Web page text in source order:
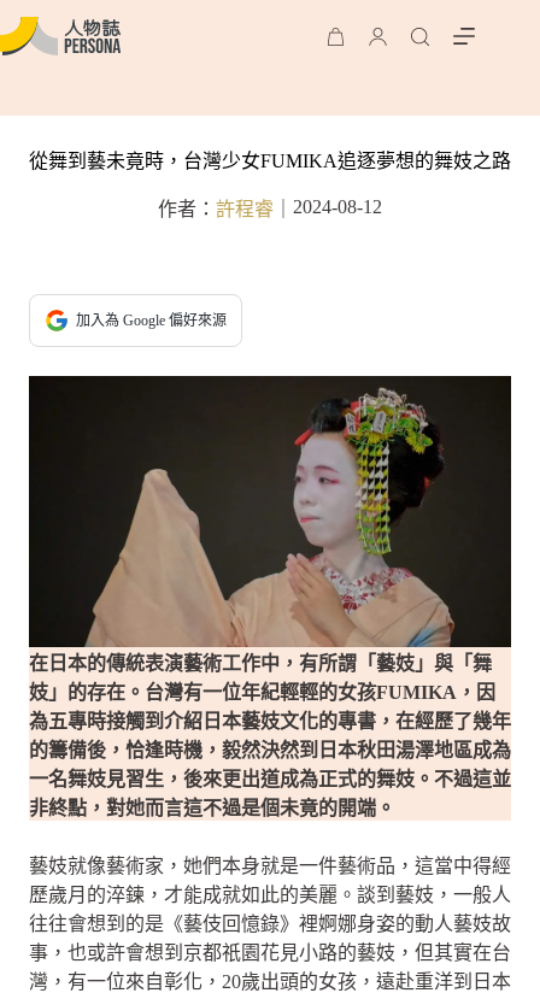
從舞到藝未竟時，台灣少女FUMIKA追逐夢想的舞妓之路
作者： 許程睿 2024-08-12
加入為 Google 偏好來源
在日本的傳統表演藝術工作中，有所謂「藝妓」與「舞
妓」的存在。台灣有一位年紀輕輕的女孩FUMIKA，因
為五專時接觸到介紹日本藝妓文化的專書，在經歷了幾年
的籌備後，恰逢時機，毅然決然到日本秋田湯澤地區成為
一名舞妓見習生，後來更出道成為正式的舞妓。不過這並
非終點，對她而言這不過是個未竟的開端。
藝妓就像藝術家，她們本身就是一件藝術品，這當中得經
歷歲月的淬鍊，才能成就如此的美麗。談到藝妓，一般人
往往會想到的是《藝伎回憶錄》裡婀娜身姿的動人藝妓故
事，也或許會想到京都祇園花見小路的藝妓，但其實在台
灣，有一位來自彰化，20歲出頭的女孩，遠赴重洋到日本